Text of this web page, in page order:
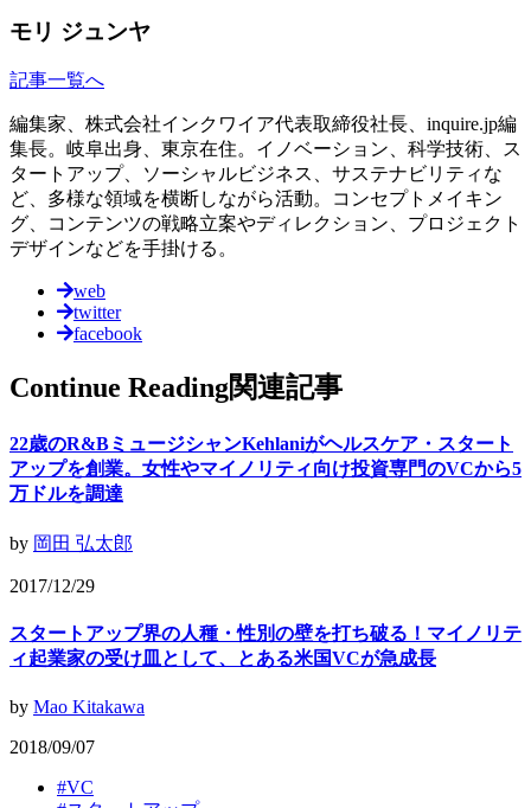
モリ ジュンヤ
記事一覧へ
編集家、株式会社インクワイア代表取締役社長、inquire.jp編
集長。岐阜出身、東京在住。イノベーション、科学技術、ス
タートアップ、ソーシャルビジネス、サステナビリティな
ど、多様な領域を横断しながら活動。コンセプトメイキン
グ、コンテンツの戦略立案やディレクション、プロジェクト
デザインなどを手掛ける。
web
twitter
facebook
Continue Reading関連記事
22歳のR&BミュージシャンKehlaniがヘルスケア・スタート
アップを創業。女性やマイノリティ向け投資専門のVCから5
万ドルを調達
by 岡田 弘太郎
2017/12/29
スタートアップ界の人種・性別の壁を打ち破る！マイノリテ
ィ起業家の受け皿として、とある米国VCが急成長
by Mao Kitakawa
2018/09/07
#VC